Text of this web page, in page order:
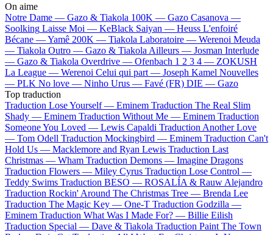
On aime
Notre Dame — Gazo & Tiakola 100K — Gazo Casanova —
Soolking Laisse Moi — KeBlack Saiyan — Heuss L'enfoiré
Bécane —Yamê 200K — Tiakola Laboratoire — Werenoi Meuda
— Tiakola Outro — Gazo & Tiakola Ailleurs — Josman Interlude
— Gazo & Tiakola Overdrive — Ofenbach 1 2 3 4 — ZOKUSH
La League — Werenoi Celui qui part — Joseph Kamel Nouvelles
— PLK No love — Ninho Urus — Favé (FR) DIE — Gazo
Top traduction
Traduction Lose Yourself — Eminem Traduction The Real Slim
Shady — Eminem Traduction Without Me — Eminem Traduction
Someone You Loved — Lewis Capaldi Traduction Another Love
— Tom Odell Traduction Mockingbird — Eminem Traduction Can't
Hold Us — Macklemore and Ryan Lewis Traduction Last
Christmas — Wham Traduction Demons — Imagine Dragons
Traduction Flowers — Miley Cyrus Traduction Lose Control —
Teddy Swims Traduction BESO — ROSALÍA & Rauw Alejandro
Traduction Rockin' Around The Christmas Tree — Brenda Lee
Traduction The Magic Key — One-T Traduction Godzilla —
Eminem Traduction What Was I Made For? — Billie Eilish
Traduction Special — Dave & Tiakola Traduction Paint The Town